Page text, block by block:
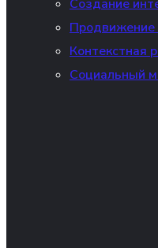
Создание
Продвижение
Контекстная
Социальный